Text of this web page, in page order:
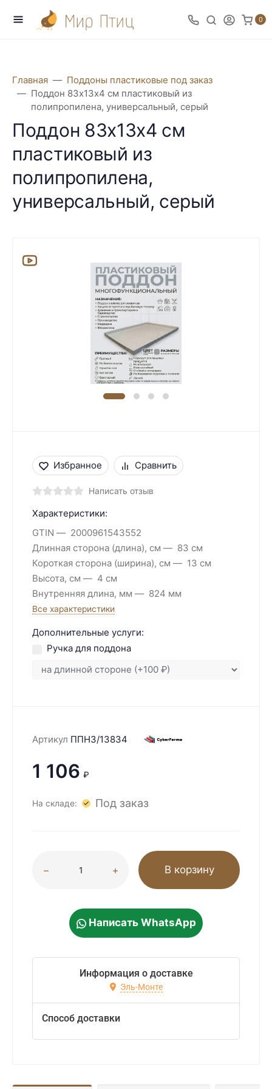
0
Главная
Поддоны пластиковые под заказ
Поддон 83х13х4 см пластиковый из
полипропилена, универсальный, серый
Поддон 83х13х4 см
пластиковый из
полипропилена,
универсальный, серый
Избранное Сравнить
Написать отзыв
Характеристики:
GTIN
2000961543552
Длинная сторона (длина), см
83 см
Короткая сторона (ширина), см
13 см
Высота, см
4 см
Внутренняя длина, мм
824 мм
Все характеристики
Дополнительные услуги:
Ручка для поддона
Артикул ППН3/13834
1 106 ₽
На складе: Под заказ
В корзину
Написать WhatsApp
Информация о доставке
Эль-Монте
Способ доставки